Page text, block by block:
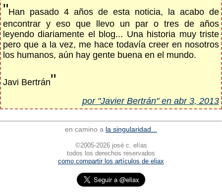
"Han pasado 4 años de esta noticia, la acabo de
encontrar y eso que llevo un par o tres de años
leyendo diariamente el blog... Una historia muy triste
pero que a la vez, me hace todavía creer en nosotros
los humanos, aún hay gente buena en el mundo.
Javi Bertrán"
por "Javier Bertrán" en abr 3, 2013
en camino a la singularidad...
©2005-2026 josé c. elías
todos los derechos reservados
como compartir los artículos de eliax